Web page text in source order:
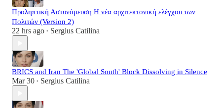
Προληπτική Αστυνόμευση Η νέα αρχιτεκτονική ελέγχου των
Πολιτών (Version 2)
22 hrs ago • Sergius Catilina
BRICS and Iran The 'Global South' Block Dissolving in Silence
Mar 30 • Sergius Catilina